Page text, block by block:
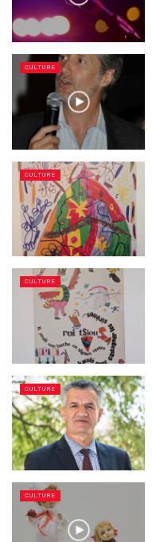
CULTURE
CULTURE
CULTURE
CULTURE
CULTURE